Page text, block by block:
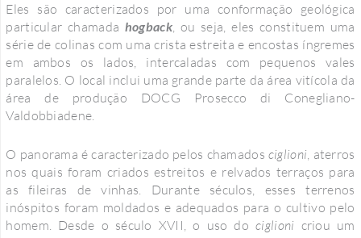
Eles são caracterizados por uma conformação geológica
particular chamada hogback, ou seja, eles constituem uma
série de colinas com uma crista estreita e encostas íngremes
em ambos os lados, intercaladas com pequenos vales
paralelos. O local inclui uma grande parte da área vitícola da
área de produção DOCG Prosecco di Conegliano-
Valdobbiadene.
O panorama é caracterizado pelos chamados ciglioni , aterros
nos quais foram criados estreitos e relvados terraços para
as fileiras de vinhas. Durante séculos, esses terrenos
inóspitos foram moldados e adequados para o cultivo pelo
homem. Desde o século XVII, o uso dociglioni criou um